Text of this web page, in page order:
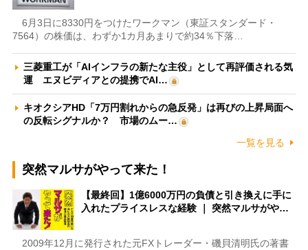
6月3日に8330円をつけたワークマン（東証スタンダード・
7564）の株価は、わずか1カ月あまりで約34％下落…
三菱重工が「AIインフラの新たな主役」として再評価される気
運 エヌビディアとの提携でAI…
キオクシアHD「7万円割れからの急反発」は再びの上昇局面へ
の反転シグナルか？ 市場のムー…
一覧を見る
突然マルサがやって来た！
【最終回】1億6000万円の負債と引き換えに手に
入れたプライスレスな経験 ｜ 突然マルサがや…
2009年12月に発行された元FXトレーダー・磯貝清明氏の著書